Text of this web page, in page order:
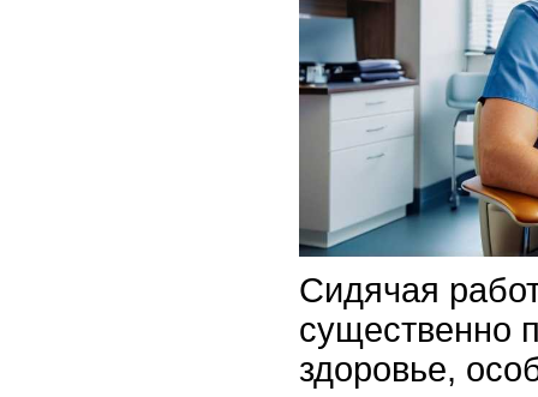
Сидячая
существенно
здоровье,